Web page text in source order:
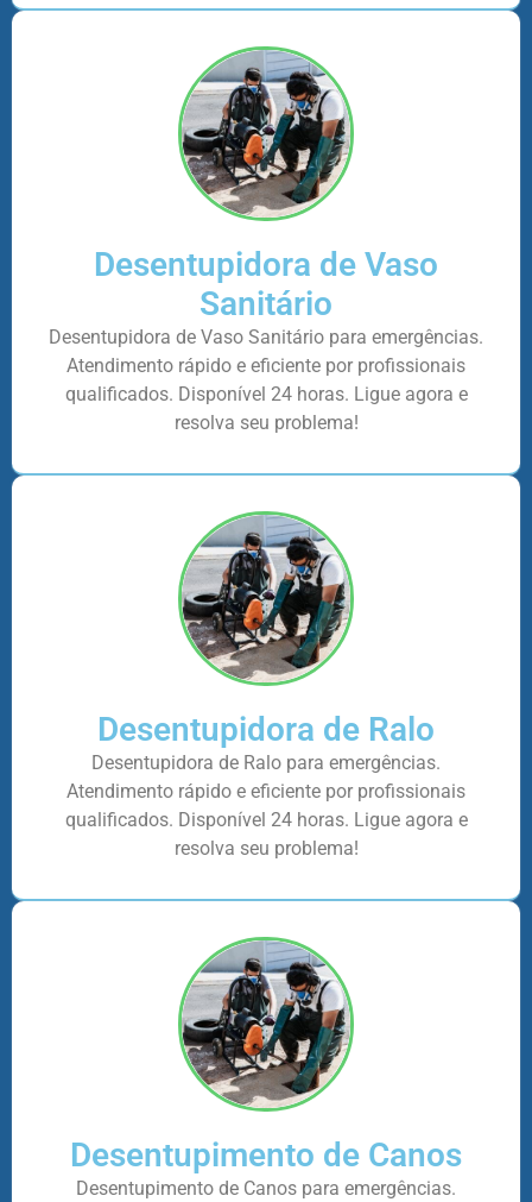
Desentupidora de Vaso
Sanitário
Desentupidora de Vaso Sanitário para emergências.
Atendimento rápido e eficiente por profissionais
qualificados. Disponível 24 horas. Ligue agora e
resolva seu problema!
Desentupidora de Ralo
Desentupidora de Ralo para emergências.
Atendimento rápido e eficiente por profissionais
qualificados. Disponível 24 horas. Ligue agora e
resolva seu problema!
Desentupimento de Canos
Desentupimento de Canos para emergências.